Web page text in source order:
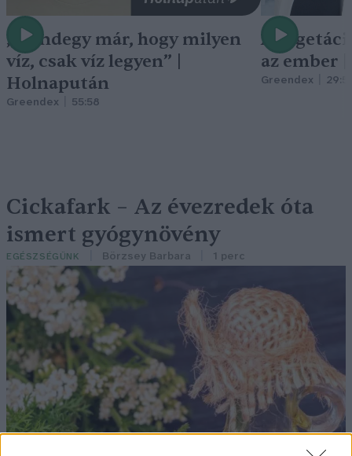
„Mindegy már, hogy milyen
víz, csak víz legyen” |
Holnapután
Greendex 55:58
A
az ember
Greendex
Cickafark – Az évezredek óta
ismert gyógynövény
EGÉSZSÉGÜNK Börzsey Barbara 1 perc